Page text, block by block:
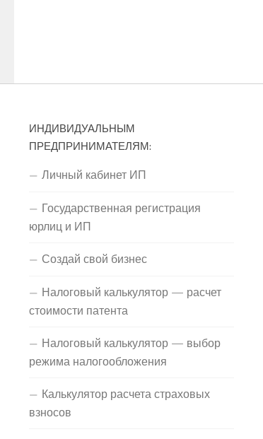
ИНДИВИДУАЛЬНЫМ
ПРЕДПРИНИМАТЕЛЯМ:
Личный кабинет ИП
Государственная регистрация
юрлиц и ИП
Создай свой бизнес
Налоговый калькулятор — расчет
стоимости патента
Налоговый калькулятор — выбор
режима налогообложения
Калькулятор расчета страховых
взносов